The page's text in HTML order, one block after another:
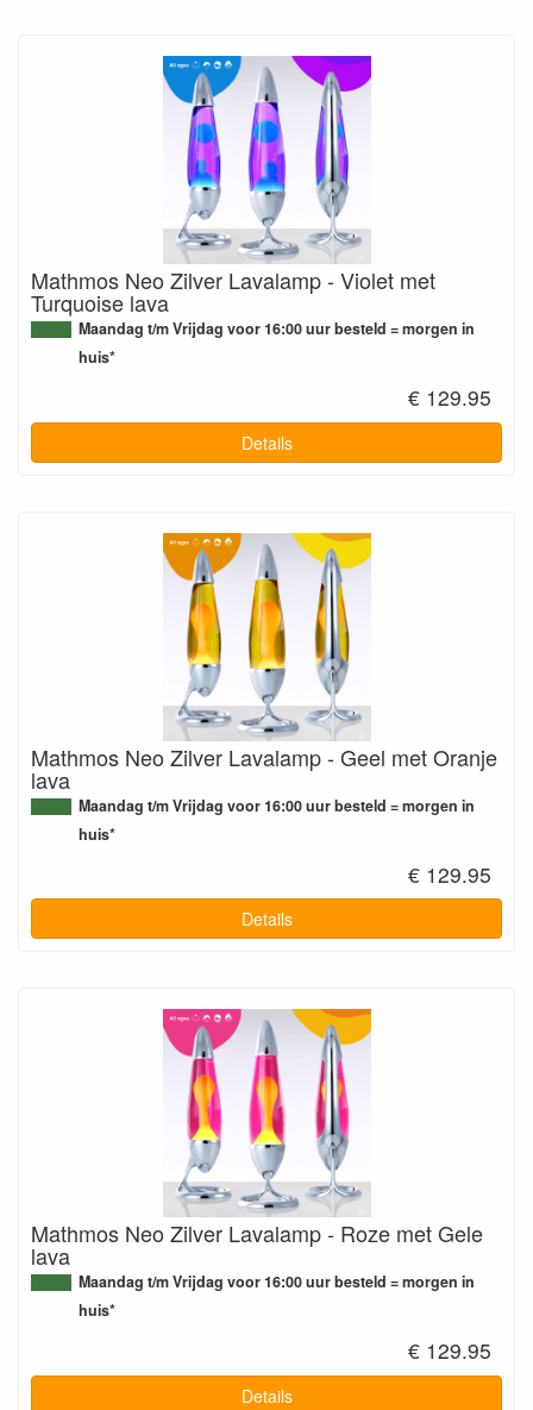
Mathmos Neo Zilver Lavalamp - Violet met
Turquoise lava
Maandag t/m Vrijdag voor 16:00 uur besteld = morgen in
huis*
€ 129.95
Details
Mathmos Neo Zilver Lavalamp - Geel met Oranje
lava
Maandag t/m Vrijdag voor 16:00 uur besteld = morgen in
huis*
€ 129.95
Details
Mathmos Neo Zilver Lavalamp - Roze met Gele
lava
Maandag t/m Vrijdag voor 16:00 uur besteld = morgen in
huis*
€ 129.95
Details